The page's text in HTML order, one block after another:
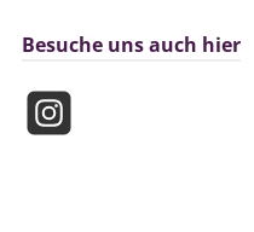
Besuche uns auch hier
Instagram